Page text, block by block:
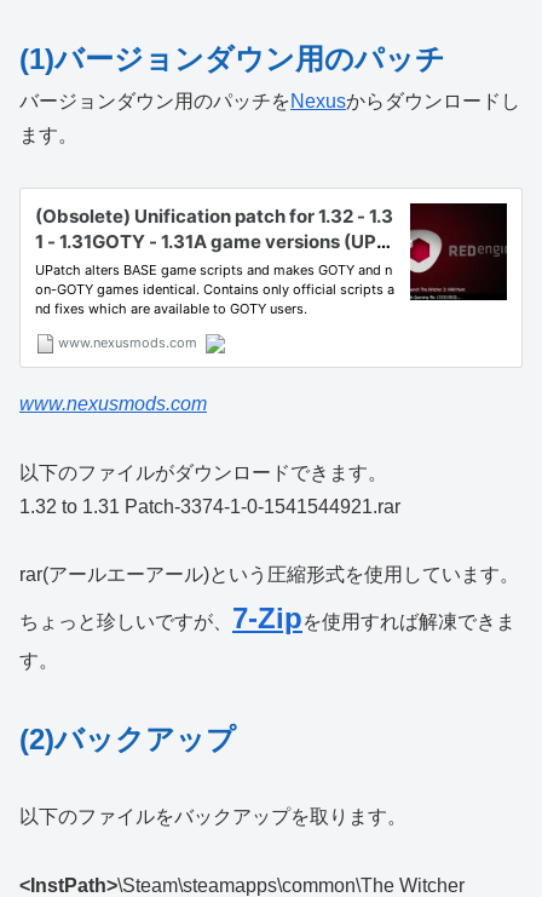
(1)バージョンダウン用のパッチ
バージョンダウン用のパッチをNexusからダウンロードし
ます。
www.nexusmods.com
以下のファイルがダウンロードできます。
1.32 to 1.31 Patch-3374-1-0-1541544921.rar
rar(アールエーアール)という圧縮形式を使用しています。
ちょっと珍しいですが、 7-Zipを使用すれば解凍できま
す。
(2)バックアップ
以下のファイルをバックアップを取ります。
<InstPath>\Steam\steamapps\common\The Witcher